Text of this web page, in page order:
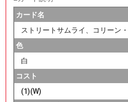
カード名
ストリートサムライ、コリーン
色
白
コスト
(1)(W)